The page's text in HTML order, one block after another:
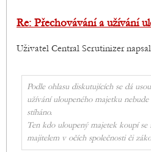
Re: Přechovávání a užívání
Uživatel Central Scrutinizer
Podle ohlasu diskutujících se dá
užívání uloupeného majetku
stíháno.
Ten kdo uloupený majetek koupí
majitelem v očích společnosti či